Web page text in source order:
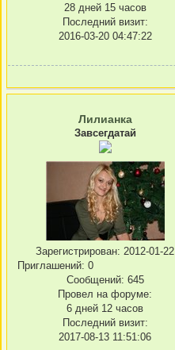
28 дней 15 часов
Последний визит:
2016-03-20 04:47:22
Лилианка
Завсегдатай
Зарегистрирован: 2012-01-22
Приглашений: 0
Сообщений: 645
Провел на форуме:
6 дней 12 часов
Последний визит:
2017-08-13 11:51:06